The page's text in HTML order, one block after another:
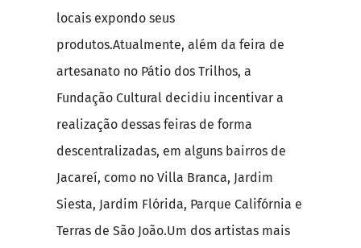
locais expondo seus
produtos.Atualmente, além da feira de
artesanato no Pátio dos Trilhos, a
Fundação Cultural decidiu incentivar a
realização dessas feiras de forma
descentralizadas, em alguns bairros de
Jacareí, como no Villa Branca, Jardim
Siesta, Jardim Flórida, Parque Califórnia e
Terras de São João.Um dos artistas mais